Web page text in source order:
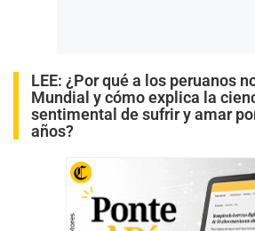
LEE: ¿Por qué a los peruanos
Mundial y cómo explica la
sentimental de sufrir y amar
años?